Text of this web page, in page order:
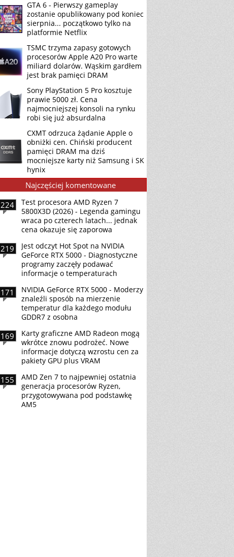
GTA 6 - Pierwszy gameplay
zostanie opublikowany pod koniec
sierpnia... początkowo tylko na
platformie Netflix
TSMC trzyma zapasy gotowych
procesorów Apple A20 Pro warte
miliard dolarów. Wąskim gardłem
jest brak pamięci DRAM
Sony PlayStation 5 Pro kosztuje
prawie 5000 zł. Cena
najmocniejszej konsoli na rynku
robi się już absurdalna
CXMT odrzuca żądanie Apple o
obniżki cen. Chiński producent
pamięci DRAM ma dziś
mocniejsze karty niż Samsung i SK
hynix
Najczęściej komentowane
224
Test procesora AMD Ryzen 7
5800X3D (2026) - Legenda gamingu
wraca po czterech latach... jednak
cena okazuje się zaporowa
219
Jest odczyt Hot Spot na NVIDIA
GeForce RTX 5000 - Diagnostyczne
programy zaczęły podawać
informacje o temperaturach
171
NVIDIA GeForce RTX 5000 - Moderzy
znaleźli sposób na mierzenie
temperatur dla każdego modułu
GDDR7 z osobna
169
Karty graficzne AMD Radeon mogą
wkrótce znowu podrożeć. Nowe
informacje dotyczą wzrostu cen za
pakiety GPU plus VRAM
155
AMD Zen 7 to najpewniej ostatnia
generacja procesorów Ryzen,
przygotowywana pod podstawkę
AM5